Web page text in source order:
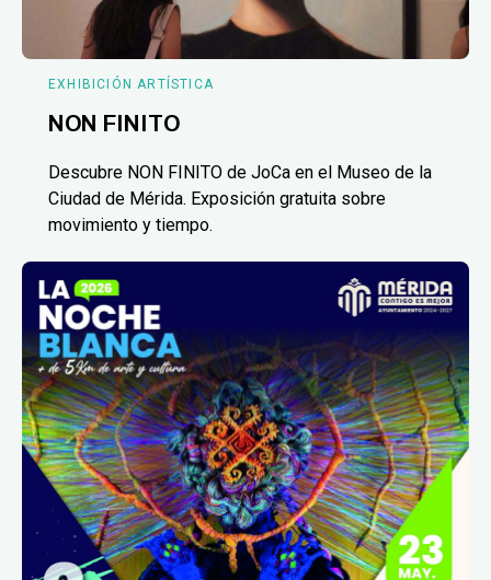
EXHIBICIÓN ARTÍSTICA
NON FINITO
Descubre NON FINITO de JoCa en el Museo de la
Ciudad de Mérida. Exposición gratuita sobre
movimiento y tiempo.